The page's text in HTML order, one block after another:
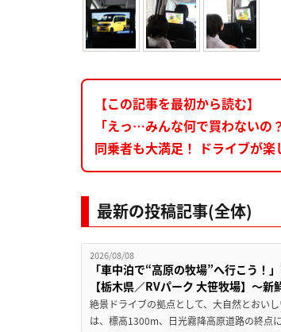
【この記事を最初から読む】
「えっ…みんな何で買わないの
同乗者も大満足！ ドライブが楽
最新の投稿記事(全体)
2026/08/08
「車中泊で“高原の牧場”へ行こう！
【栃木県／RVパーク 大笹牧場】～
絶景ドライブの拠点として、大自然とおい
は、標高1300m、日光霧降高原道路の終点